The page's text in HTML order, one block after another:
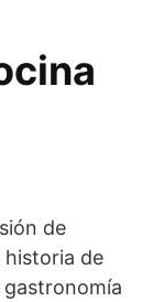
de
historia de